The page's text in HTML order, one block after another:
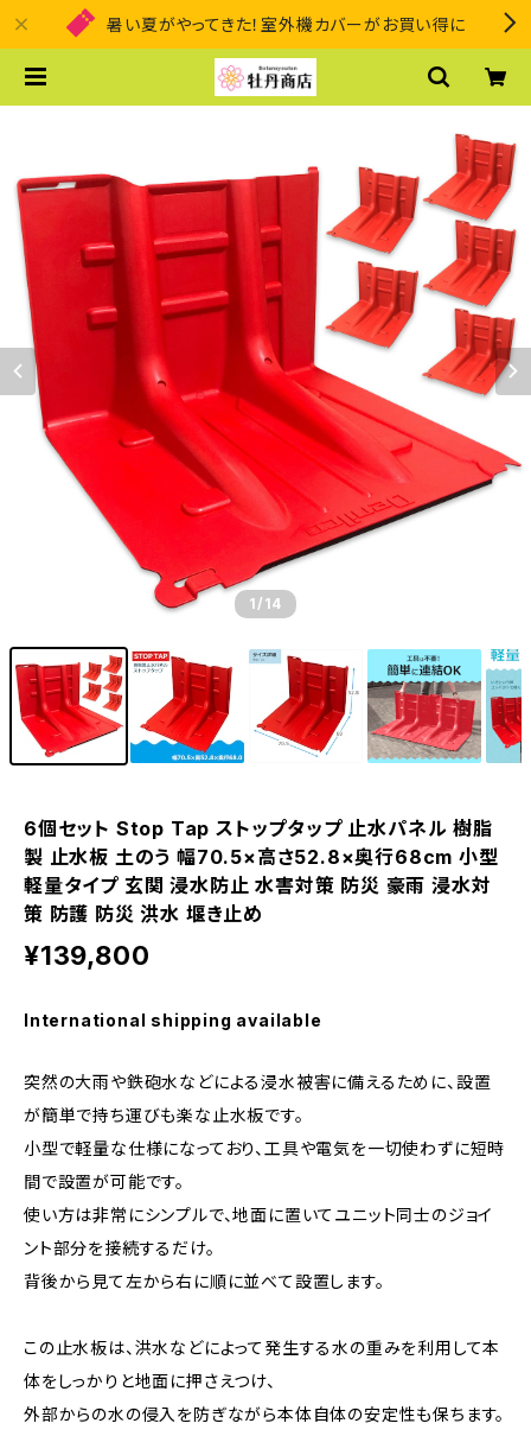
暑い夏がやってきた！室外機カバーがお買い得に
1 /14
6個セット Stop Tap ストップタップ 止水パネル 樹脂
製 止水板 土のう 幅70.5×高さ52.8×奥行68cm 小型
軽量タイプ 玄関 浸水防止 水害対策 防災 豪雨 浸水対
策 防護 防災 洪水 堰き止め
¥139,800
International shipping available
突然の大雨や鉄砲水などによる浸水被害に備えるために、設置
が簡単で持ち運びも楽な止水板です。
小型で軽量な仕様になっており、工具や電気を一切使わずに短時
間で設置が可能です。
使い方は非常にシンプルで、地面に置いてユニット同士のジョイ
ント部分を接続するだけ。
背後から見て左から右に順に並べて設置します。
この止水板は、洪水などによって発生する水の重みを利用して本
体をしっかりと地面に押さえつけ、
外部からの水の侵入を防ぎながら本体自体の安定性も保ちます。